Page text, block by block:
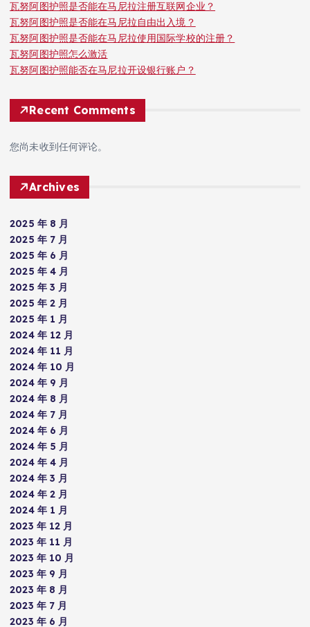
瓦努阿图护照是否能在马尼拉注册互联网企业？
瓦努阿图护照是否能在马尼拉自由出入境？
瓦努阿图护照是否能在马尼拉使用国际学校的注册？
瓦努阿图护照怎么激活
瓦努阿图护照能否在马尼拉开设银行账户？
Recent Comments
您尚未收到任何评论。
Archives
2025 年 8 月
2025 年 7 月
2025 年 6 月
2025 年 4 月
2025 年 3 月
2025 年 2 月
2025 年 1 月
2024 年 12 月
2024 年 11 月
2024 年 10 月
2024 年 9 月
2024 年 8 月
2024 年 7 月
2024 年 6 月
2024 年 5 月
2024 年 4 月
2024 年 3 月
2024 年 2 月
2024 年 1 月
2023 年 12 月
2023 年 11 月
2023 年 10 月
2023 年 9 月
2023 年 8 月
2023 年 7 月
2023 年 6 月